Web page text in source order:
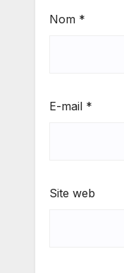
Nom *
E-mail *
Site web